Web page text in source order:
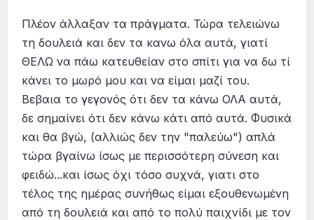
Πλέον άλλαξαν τα πράγματα. Τώρα τελειώνω
τη δουλειά και δεν τα κανω όλα αυτά, γιατί
ΘΕΛΩ να πάω κατευθείαν στο σπίτι για να δω τί
κάνει το μωρό μου και να είμαι μαζί του.
Βεβαια το γεγονός ότι δεν τα κάνω ΟΛΑ αυτά,
δε σημαίνει ότι δεν κάνω κάτι από αυτά. Φυσικά
και θα βγώ, (αλλιώς δεν την "παλεύω") απλά
τώρα βγαίνω ίσως με περισσότερη σύνεση και
φειδώ...και ίσως όχι τόσο συχνά, γιατι στο
τέλος της ημέρας συνήθως είμαι εξουθενωμένη
από τη δουλειά και από το πολύ παιχνίδι με τον